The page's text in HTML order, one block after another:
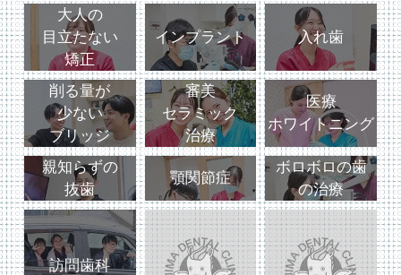
大人の
目立たない
矯正
インプラント 入れ歯
削る量が
少ない
ブリッジ
審美
セラミック
治療
医療
ホワイトニング
親知らずの
抜歯
顎関節症
ボロボロの歯
の治療
訪問歯科